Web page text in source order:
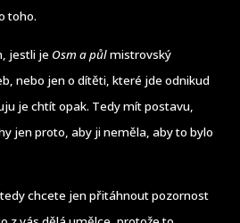
toho.
jestli je Osm a půlmistrovský
nebo jen o dítěti, které jde odnikud
je chtít opak. Tedy mít postavu,
jen proto, aby ji neměla, aby to bylo
chcete jen přitáhnout pozornost